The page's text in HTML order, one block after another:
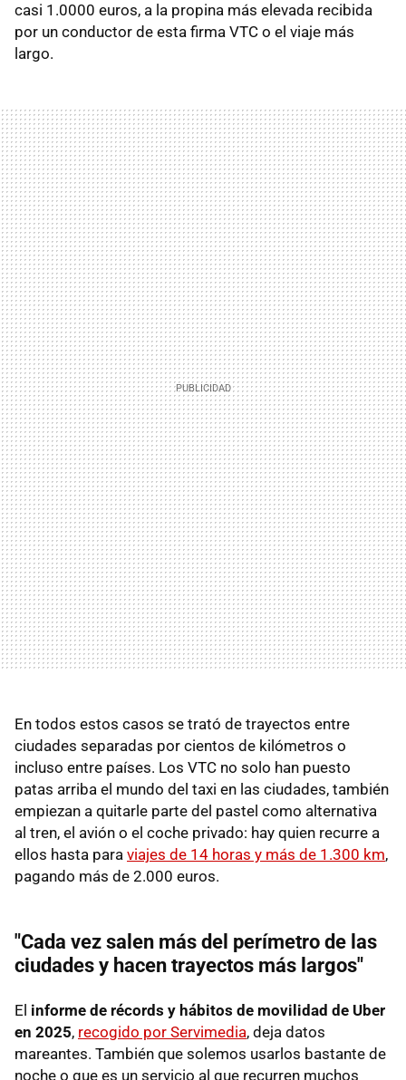
casi 1.0000 euros, a la propina más elevada recibida
por un conductor de esta firma VTC o el viaje más
largo.
En todos estos casos se trató de trayectos entre
ciudades separadas por cientos de kilómetros o
incluso entre países. Los VTC no solo han puesto
patas arriba el mundo del taxi en las ciudades, también
empiezan a quitarle parte del pastel como alternativa
al tren, el avión o el coche privado: hay quien recurre a
ellos hasta para viajes de 14 horas y más de 1.300 km,
pagando más de 2.000 euros.
"Cada vez salen más del perímetro de las
ciudades y hacen trayectos más largos"
El informe de récords y hábitos de movilidad de Uber
en 2025, recogido por Servimedia, deja datos
mareantes. También que solemos usarlos bastante de
noche o que es un servicio al que recurren muchos